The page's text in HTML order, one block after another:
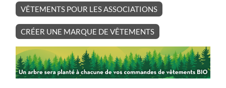
VÊTEMENTS POUR LES ASSOCIATIONS
CRÉER UNE MARQUE DE VÊTEMENTS